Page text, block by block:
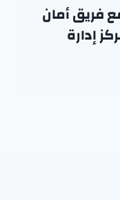
فريق أمان
إدارة